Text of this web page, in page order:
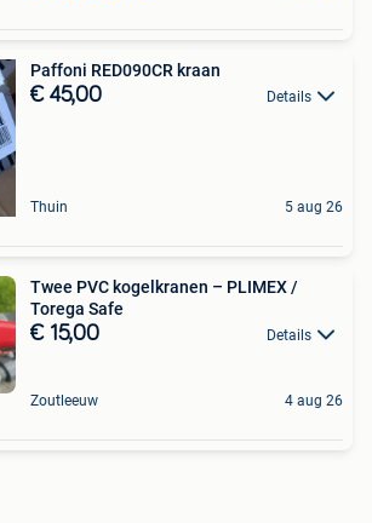
Paffoni RED090CR kraan
€ 45,00 Details
Thuin 5 aug 26
Twee PVC kogelkranen – PLIMEX /
Torega Safe
€ 15,00 Details
Zoutleeuw 4 aug 26